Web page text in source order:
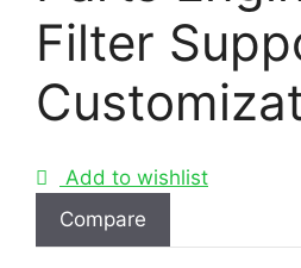
Filter
Add to wishlist
Compare